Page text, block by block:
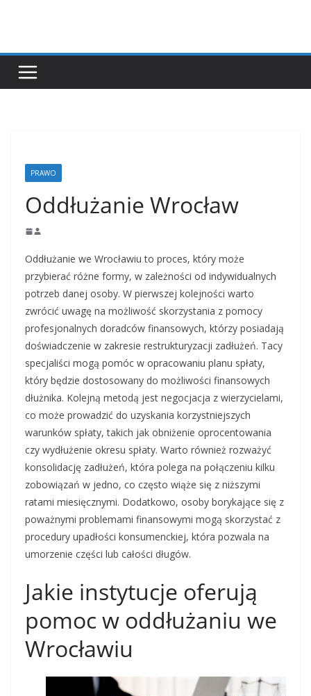
PRAWO
Oddłużanie Wrocław
Oddłużanie we Wrocławiu to proces, który może
przybierać różne formy, w zależności od indywidualnych
potrzeb danej osoby. W pierwszej kolejności warto
zwrócić uwagę na możliwość skorzystania z pomocy
profesjonalnych doradców finansowych, którzy posiadają
doświadczenie w zakresie restrukturyzacji zadłużeń. Tacy
specjaliści mogą pomóc w opracowaniu planu spłaty,
który będzie dostosowany do możliwości finansowych
dłużnika. Kolejną metodą jest negocjacja z wierzycielami,
co może prowadzić do uzyskania korzystniejszych
warunków spłaty, takich jak obniżenie oprocentowania
czy wydłużenie okresu spłaty. Warto również rozważyć
konsolidację zadłużeń, która polega na połączeniu kilku
zobowiązań w jedno, co często wiąże się z niższymi
ratami miesięcznymi. Dodatkowo, osoby borykające się z
poważnymi problemami finansowymi mogą skorzystać z
procedury upadłości konsumenckiej, która pozwala na
umorzenie części lub całości długów.
Jakie instytucje oferują
pomoc w oddłużaniu we
Wrocławiu